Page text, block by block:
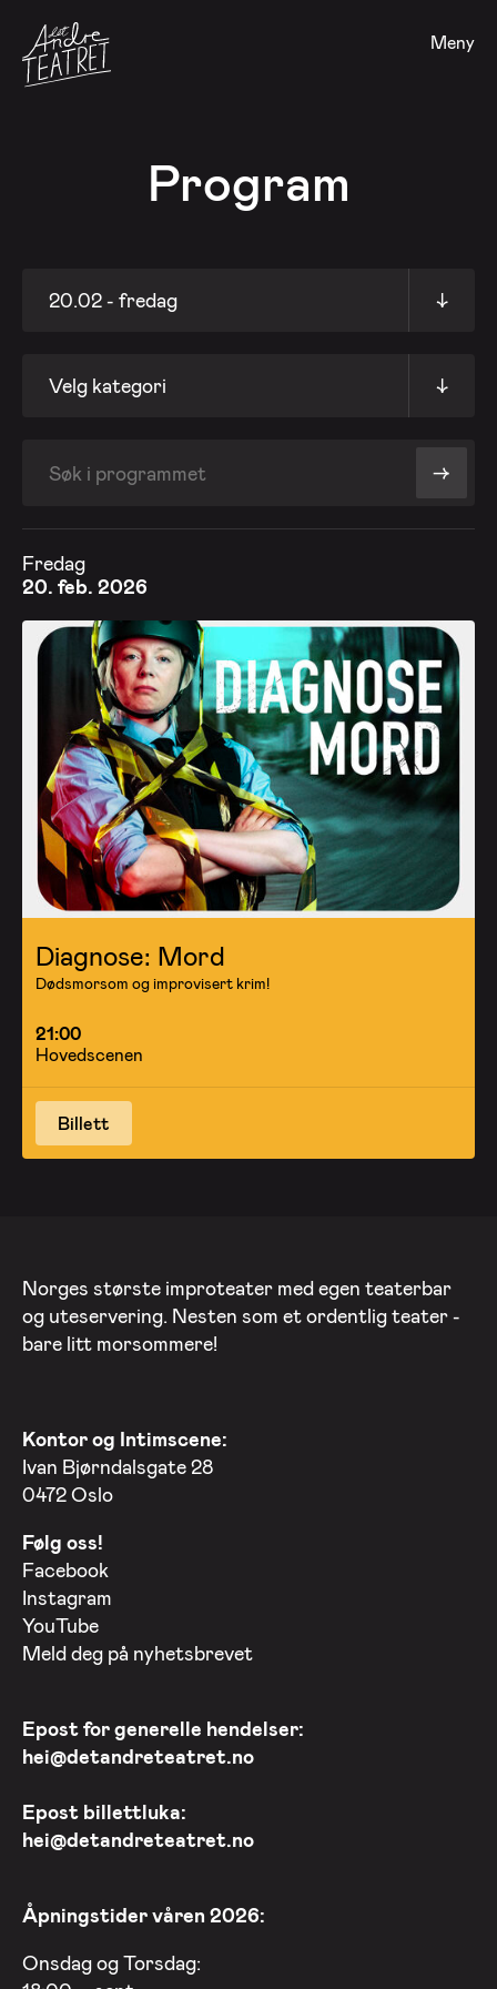
Meny
Program
20.02 - fredag ↓
Velg kategori ↓
->
Fredag
20. feb. 2026
Diagnose: Mord
Dødsmorsom og improvisert krim!
21:00
Hovedscenen
Billett
Norges største improteater med egen teaterbar
og uteservering. Nesten som et ordentlig teater -
bare litt morsommere!
Kontor og Intimscene:
Ivan Bjørndalsgate 28
0472 Oslo
Følg oss!
Facebook
Instagram
YouTube
Meld deg på nyhetsbrevet
Epost for generelle hendelser:
hei@detandreteatret.no
Epost billettluka:
hei@detandreteatret.no
Åpningstider våren 2026:
Onsdag og Torsdag: